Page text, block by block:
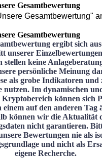
Gesamtbewertung
Gesamtbewertung"
Gesamtbewertung
ergibt sich
unserer
stellen keine
persönliche Meinung
als grobe Indikatoren und
nutzen. Im dynamischen
Kryptobereich können sich
einem auf den anderen Tag
können wir die Aktualität
nicht garantieren.
Bewertungen nie als
und nicht als
eigene Recherche.